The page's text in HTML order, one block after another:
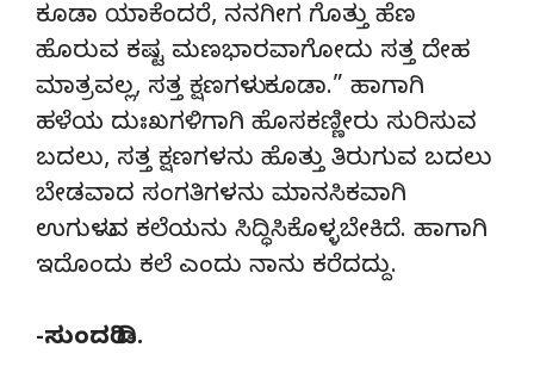
ಕೂಡಾ ಯಾಕೆಂದರೆ, ನನಗೀಗ ಗೊತ್ತು ಹೆಣ
ಹೊರುವ ಕಷ್ಟ ಮಣಭಾರವಾಗೋದು ಸತ್ತ ದೇಹ
ಮಾತ್ರವಲ್ಲ, ಸತ್ತ ಕ್ಷಣಗಳು ಕೂಡಾ.” ಹಾಗಾಗಿ
ಹಳೆಯ ದುಃಖಗಳಿಗಾಗಿ ಹೊಸಕಣ್ಣೀರು ಸುರಿಸುವ
ಬದಲು, ಸತ್ತ ಕ್ಷಣಗಳನು ಹೊತ್ತು ತಿರುಗುವ ಬದಲು
ಬೇಡವಾದ ಸಂಗತಿಗಳನು ಮಾನಸಿಕವಾಗಿ
ಉಗುಳುವ ಕಲೆಯನು ಸಿದ್ಧಿಸಿಕೊಳ್ಳಬೇಕಿದೆ. ಹಾಗಾಗಿ
ಇದೊಂದು ಕಲೆ ಎಂದು ನಾನು ಕರೆದದ್ದು.
-ಸುಂದರಿ ಡಿ.